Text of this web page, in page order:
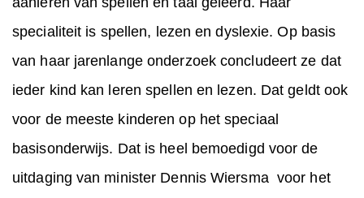
specialiteit is spellen, lezen en dyslexie. Op basis
van haar jarenlange onderzoek concludeert ze dat
ieder kind kan leren spellen en lezen. Dat geldt ook
voor de meeste kinderen op het speciaal
basisonderwijs. Dat is heel bemoedigd voor de
uitdaging van minister Dennis Wiersma voor het